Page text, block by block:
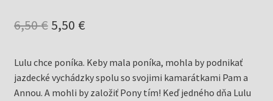
6,50€ Pôvodná
bola:
6,50 €.
5,50 €Aktuálna
je:
5,50 €.
Lulu chce poníka. Keby mala poníka, mohla by podnikať
jazdecké vychádzky spolu so svojimi kamarátkami Pam a
Annou. A mohli by založiť Pony tím! Keď jedného dňa Lulu